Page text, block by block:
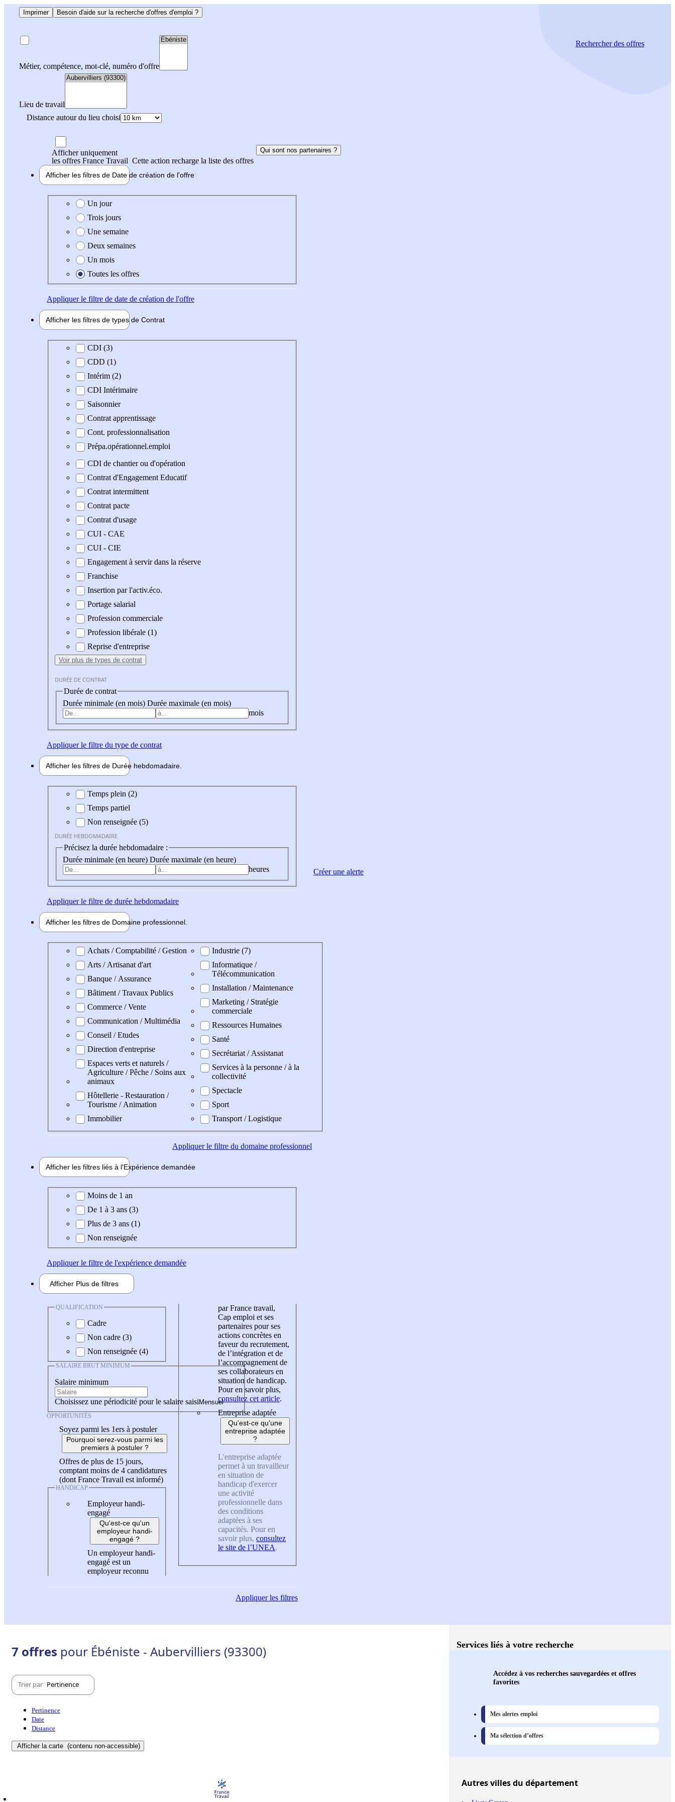
Imprimer Besoin d'aide sur la recherche d'offres d'emploi ?
Métier, compétence, mot-clé, numéro d'offre
Lieu de travail
Distance autour du lieu choisi
Rechercherdes offres
Afficher uniquement
les offres France Travail Cette action recharge la liste des offres
Qui sont nos partenaires ?
Afficher les filtres de Date de création de l'offre
Date de création de l'offre
Un jour
Trois jours
Une semaine
Deux semaines
Un mois
Toutes les offres
Appliquerle filtre de date de création de l'offre
Afficher les filtres de types de Contrat
Type de contrat
CDI (3)
CDD (1)
Intérim (2)
CDI Intérimaire
Saisonnier
Contrat apprentissage
Cont. professionnalisation
Prépa.opérationnel.emploi
CDI de chantier ou d'opération
Contrat d'Engagement Educatif
Contrat intermittent
Contrat pacte
Contrat d'usage
CUI - CAE
CUI - CIE
Engagement à servir dans la réserve
Franchise
Insertion par l'activ.éco.
Portage salarial
Profession commerciale
Profession libérale (1)
Reprise d'entreprise
Voir plus de types de contrat
DURÉE DE CONTRAT
Durée de contrat
Durée minimale (en mois) Durée maximale (en mois)
mois
Appliquerle filtre du type de contrat
Afficher les filtres de Durée hebdomadaire
Durée hebdomadaire
Temps plein (2)
Temps partiel
Non renseignée (5)
DURÉE HEBDOMADAIRE
Précisez la durée hebdomadaire :
Durée minimale (en heure) Durée maximale (en heure)
heures
Appliquerle filtre de durée hebdomadaire
Afficher les filtres de Domaine professionnel
Domaine professionel
Achats / Comptabilité / Gestion
Arts / Artisanat d'art
Banque / Assurance
Bâtiment / Travaux Publics
Commerce / Vente
Communication / Multimédia
Conseil / Etudes
Direction d'entreprise
Espaces verts et naturels /
Agriculture / Pêche / Soins aux
animaux
Hôtellerie - Restauration /
Tourisme / Animation
Immobilier
Industrie (7)
Informatique /
Télécommunication
Installation / Maintenance
Marketing / Stratégie
commerciale
Ressources Humaines
Santé
Secrétariat / Assistanat
Services à la personne / à la
collectivité
Spectacle
Sport
Transport / Logistique
Appliquerle filtre du domaine professionnel
Afficher les filtres liés à l'Expérience demandée
Expérience demandée
Moins de 1 an
De 1 à 3 ans (3)
Plus de 3 ans (1)
Non renseignée
Appliquerle filtre de l'expérience demandée
Afficher Plus de filtres
QUALIFICATION
Cadre
Non cadre (3)
Non renseignée (4)
SALAIRE BRUT MINIMUM
Salaire minimum
Choisissez une périodicité pour le salaire saisi
OPPORTUNITÉS
Soyez parmi les 1ers à postuler
Pourquoi serez-vous parmi les
premiers à postuler ?
Offres de plus de 15 jours,
comptant moins de 4 candidatures
(dont France Travail est informé)
HANDICAP
Employeur handi-
engagé
Qu'est-ce qu'un
employeur handi-
engagé ?
Un employeur handi-
engagé est un
employeur reconnu
par France travail,
Cap emploi et ses
partenaires pour ses
actions concrètes en
faveur du recrutement,
de l’intégration et de
l’accompagnement de
ses collaborateurs en
situation de handicap.
Pour en savoir plus,
consultez cet article.
Entreprise adaptée
Qu'est-ce qu'une
entreprise adaptée
?
L'entreprise adaptée
permet à un travailleur
en situation de
handicap d'exercer
une activité
professionnelle dans
des conditions
adaptées à ses
capacités. Pour en
savoir plus, consultez
le site de l’UNEA.
Appliquerles filtres
Créer une alerte
7 offres pour Ébéniste - Aubervilliers (93300)
Trier par Pertinence
Pertinence
Date
Distance
Afficher la carte (contenu non-accessible)
Services liés à votre recherche
Accédez à vos recherches sauvegardées et offres
favorites
Mes alertes emploi
Ma sélection d’offres
Autresvillesdu département